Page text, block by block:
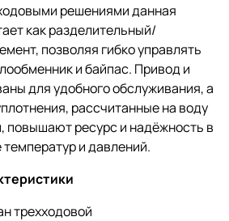
решениями данная
как разделительный/
позволяя гибко управлять
и байпас. Привод и
для удобного обслуживания, а
рассчитанные на воду
повышают ресурс и надёжность в
и давлений.
трехходовой